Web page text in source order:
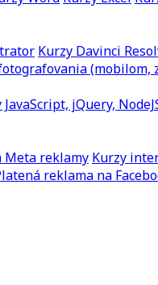
Kurzy Davinci
(mobilom,
JavaScript, jQuery,
Meta reklamy Kurzy
reklama na